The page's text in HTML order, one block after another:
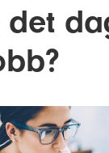
det